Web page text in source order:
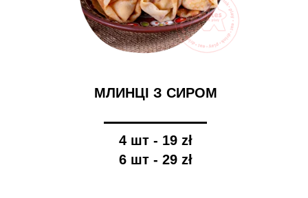
МЛИНЦІ З СИРОМ
4 шт - 19 zł
6 шт - 29 zł